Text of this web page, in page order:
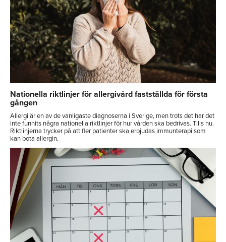
Nationella riktlinjer för allergivård fastställda för första
gången
Allergi är en av de vanligaste diagnoserna i Sverige, men trots det har det
inte funnits några nationella riktlinjer för hur vården ska bedrivas. Tills nu.
Riktlinjerna trycker på att fler patienter ska erbjudas immunterapi som
kan bota allergin.